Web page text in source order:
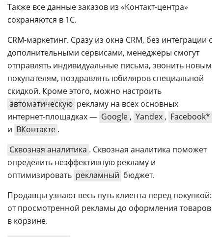
Также все данные заказов из «Контакт-центра»
сохраняются в 1С.
CRM-маркетинг. Сразу из окна CRM, без интеграции с
дополнительными сервисами, менеджеры смогут
отправлять индивидуальные письма, звонить новым
покупателям, поздравлять юбиляров специальной
скидкой. Кроме этого, можно настроить
автоматическую рекламу на всех основных
интернет-площадках — Google , Yandex , Facebook*
и ВКонтакте .
Сквозная аналитика . Сквозная аналитика поможет
определить неэффективную рекламу и
оптимизировать рекламный бюджет.
Продавцы узнают весь путь клиента перед покупкой:
от просмотренной рекламы до оформления товаров
в корзине.